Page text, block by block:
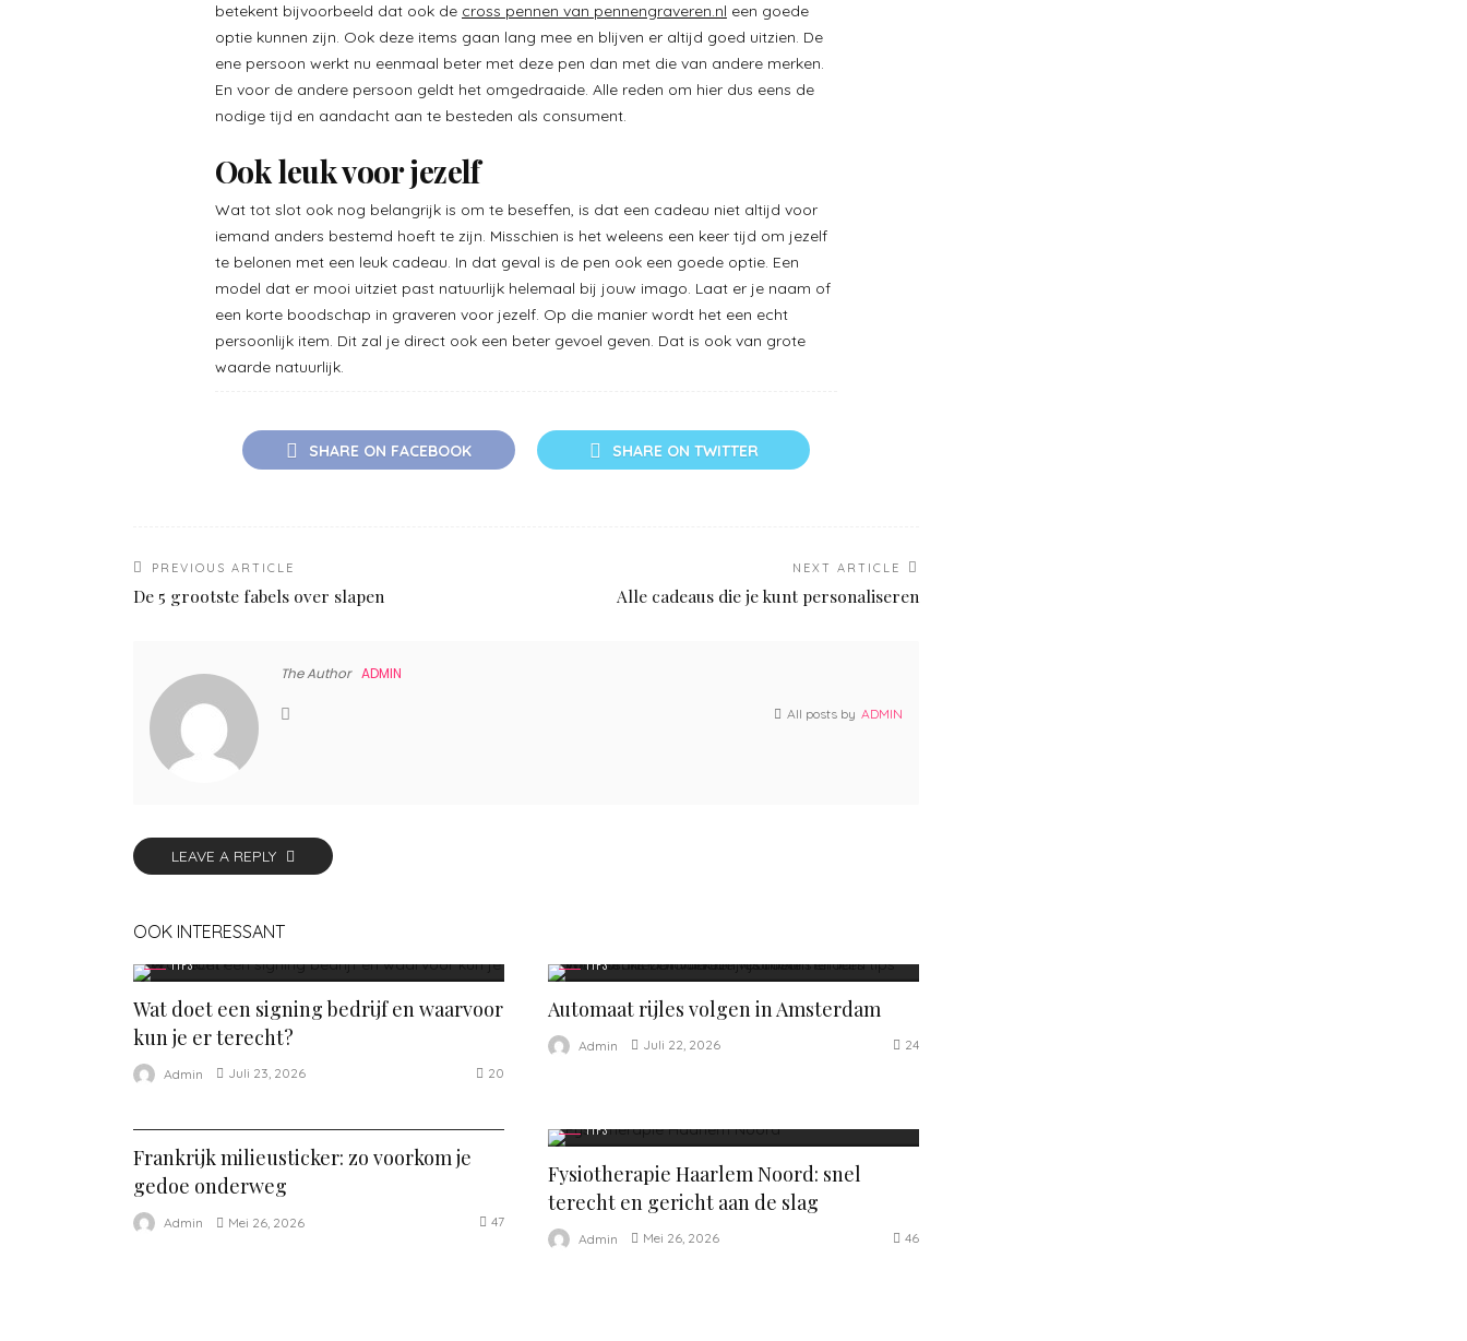
betekent bijvoorbeeld dat ook de cross pennen van pennengraveren.nl een goede
optie kunnen zijn. Ook deze items gaan lang mee en blijven er altijd goed uitzien. De
ene persoon werkt nu eenmaal beter met deze pen dan met die van andere merken.
En voor de andere persoon geldt het omgedraaide. Alle reden om hier dus eens de
nodige tijd en aandacht aan te besteden als consument.
Ook leuk voor jezelf
Wat tot slot ook nog belangrijk is om te beseffen, is dat een cadeau niet altijd voor
iemand anders bestemd hoeft te zijn. Misschien is het weleens een keer tijd om jezelf
te belonen met een leuk cadeau. In dat geval is de pen ook een goede optie. Een
model dat er mooi uitziet past natuurlijk helemaal bij jouw imago. Laat er je naam of
een korte boodschap in graveren voor jezelf. Op die manier wordt het een echt
persoonlijk item. Dit zal je direct ook een beter gevoel geven. Dat is ook van grote
waarde natuurlijk.
SHARE ON FACEBOOK SHARE ON TWITTER
PREVIOUS ARTICLE
De 5 grootste fabels over slapen
NEXT ARTICLE
Alle cadeaus die je kunt personaliseren
The Author ADMIN
All posts by ADMIN
LEAVE A REPLY
OOK INTERESSANT
TIPS
Wat doet een signing bedrijf en waarvoor
kun je er terecht?
Admin Juli 23, 2026 20
TIPS
Automaat rijles volgen in Amsterdam
Admin Juli 22, 2026 24
Frankrijk milieusticker: zo voorkom je
gedoe onderweg
Admin Mei 26, 2026 47
TIPS
Fysiotherapie Haarlem Noord: snel
terecht en gericht aan de slag
Admin Mei 26, 2026 46